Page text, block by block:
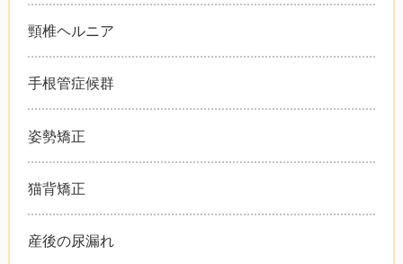
頸椎ヘルニア
手根管症候群
姿勢矯正
猫背矯正
産後の尿漏れ